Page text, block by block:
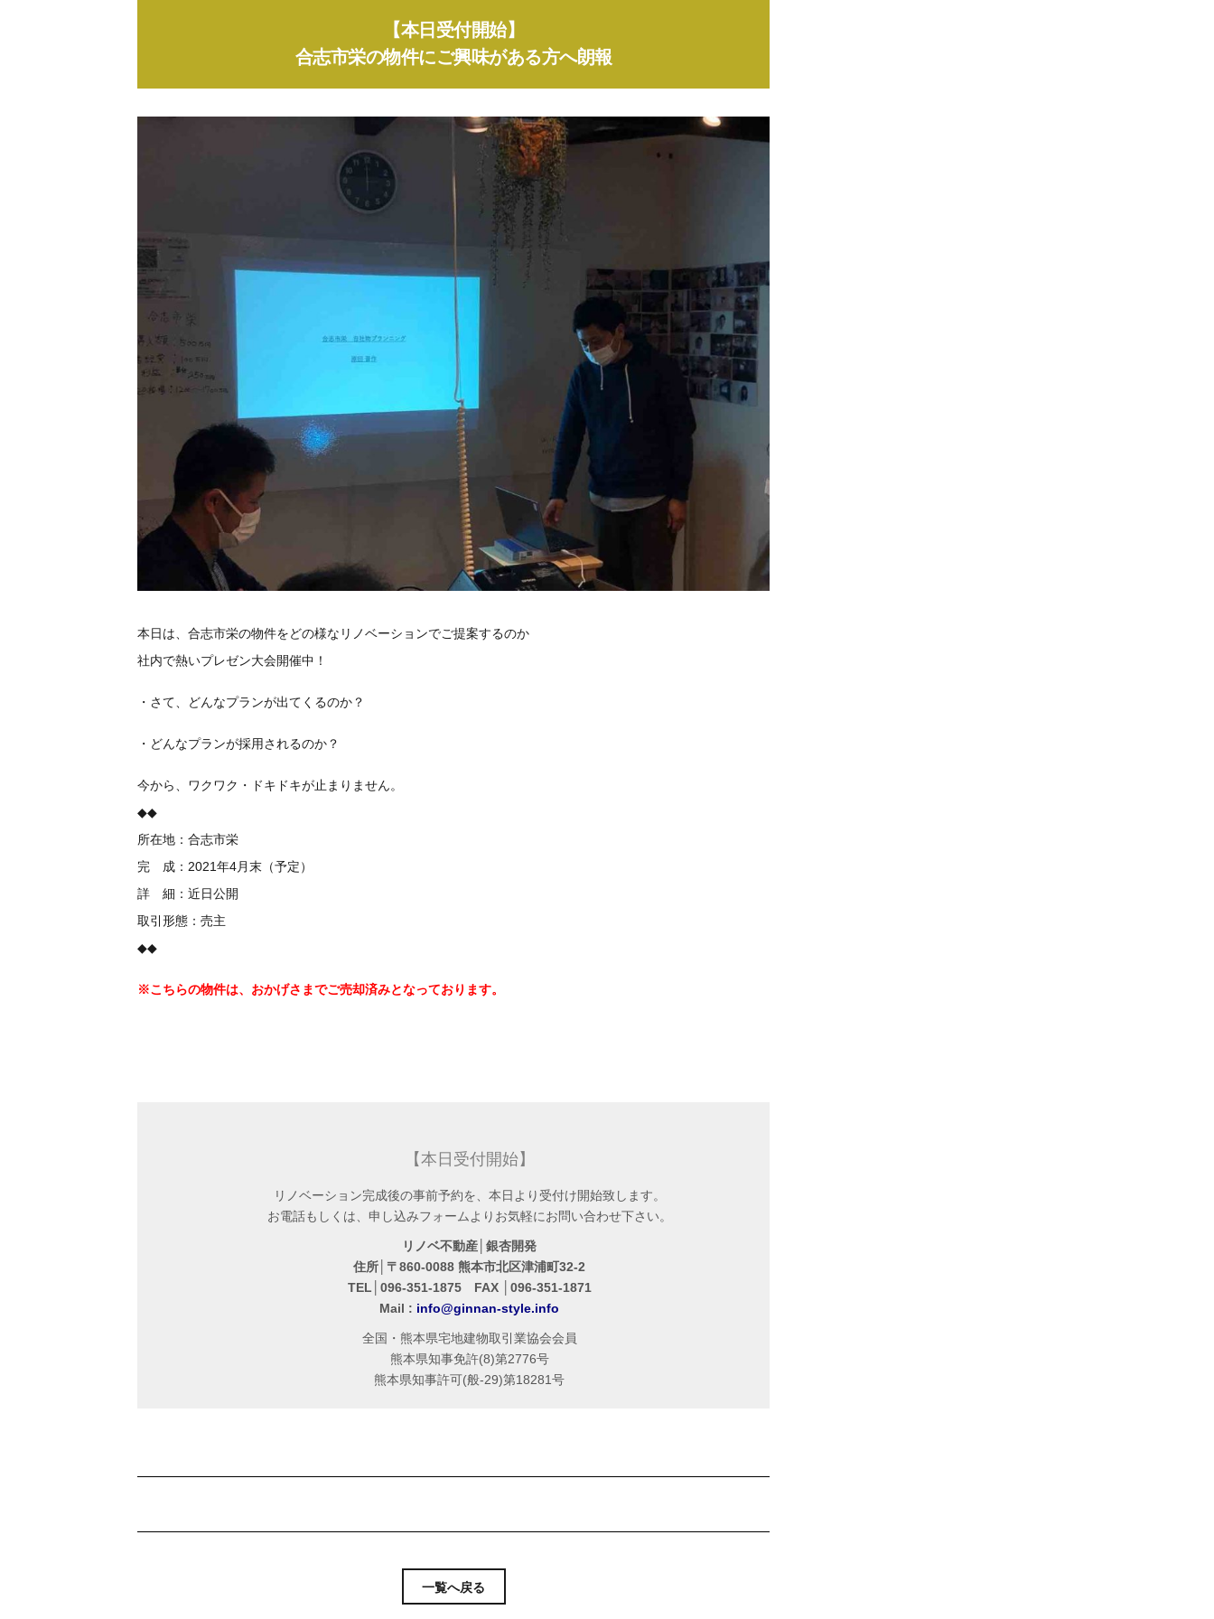
【本日受付開始】
合志市栄の物件にご興味がある方へ朗報
本日は、合志市栄の物件をどの様なリノベーションでご提案するのか
社内で熱いプレゼン大会開催中！
・さて、どんなプランが出てくるのか？
・どんなプランが採用されるのか？
今から、ワクワク・ドキドキが止まりません。
◆◆
所在地：合志市栄
完 成：2021年4月末（予定）
詳 細：近日公開
取引形態：売主
◆◆
※こちらの物件は、おかげさまでご売却済みとなっております。
【本日受付開始】
リノベーション完成後の事前予約を、本日より受付け開始致します。
お電話もしくは、申し込みフォームよりお気軽にお問い合わせ下さい。
リノベ不動産│銀杏開発
住所│〒860-0088 熊本市北区津浦町32-2
TEL│096-351-1875 FAX │096-351-1871
Mail : info@ginnan-style.info
全国・熊本県宅地建物取引業協会会員
熊本県知事免許(8)第2776号
熊本県知事許可(般-29)第18281号
一覧へ戻る